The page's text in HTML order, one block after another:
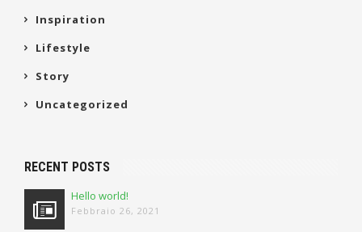
Inspiration
Lifestyle
Story
Uncategorized
RECENT POSTS
Hello world!
Febbraio 26, 2021